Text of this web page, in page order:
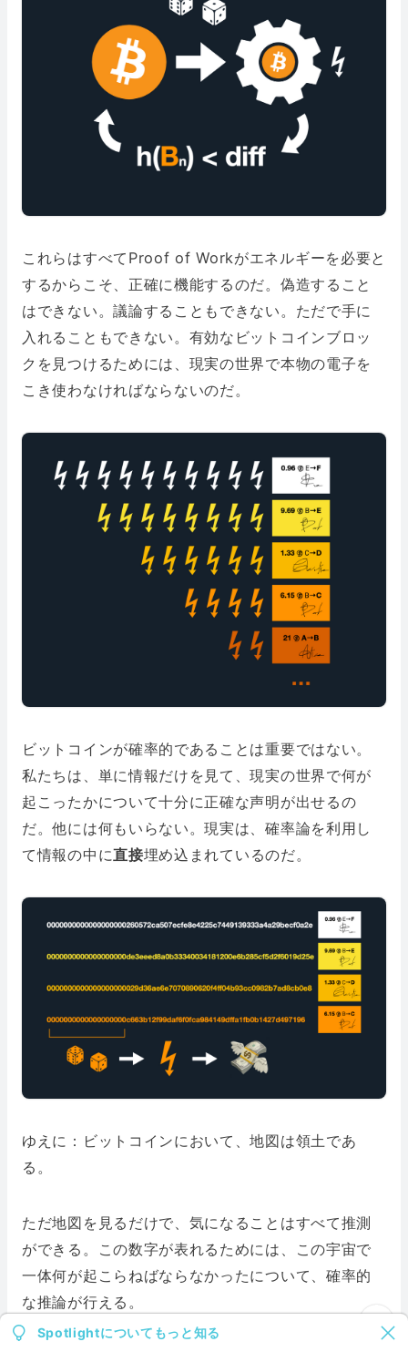
Spotlightについてもっと知る
これらはすべてProof of Workがエネルギーを必要と
するからこそ、正確に機能するのだ。偽造すること
はできない。議論することもできない。ただで手に
入れることもできない。有効なビットコインブロッ
クを見つけるためには、現実の世界で本物の電子を
こき使わなければならないのだ。
ビットコインが確率的であることは重要ではない。
私たちは、単に情報だけを見て、現実の世界で何が
起こったかについて十分に正確な声明が出せるの
だ。他には何もいらない。現実は、確率論を利用し
て情報の中に直接埋め込まれているのだ。
ゆえに：ビットコインにおいて、地図は領土であ
る。
ただ地図を見るだけで、気になることはすべて推測
ができる。この数字が表れるためには、この宇宙で
一体何が起こらねばならなかったについて、確率的
な推論が行える。